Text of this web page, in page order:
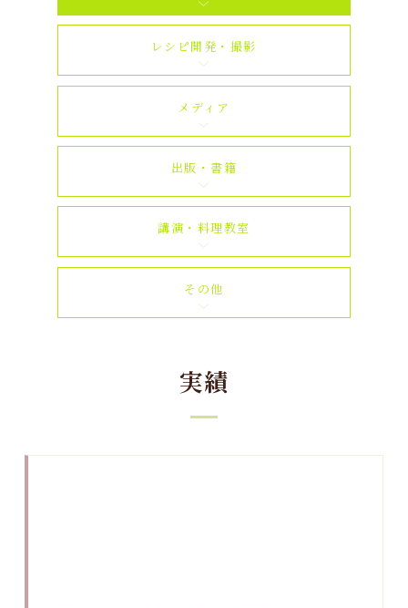
レシピ開発・撮影
メディア
出版・書籍
講演・料理教室
その他
実績